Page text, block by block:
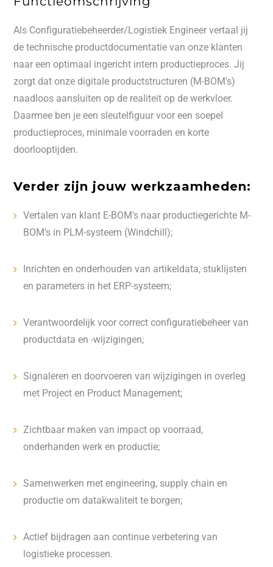
Als Configuratiebeheerder/Logistiek Engineer vertaal jij
de technische productdocumentatie van onze klanten
naar een optimaal ingericht intern productieproces. Jij
zorgt dat onze digitale productstructuren (M-BOM's)
naadloos aansluiten op de realiteit op de werkvloer.
Daarmee ben je een sleutelfiguur voor een soepel
productieproces, minimale voorraden en korte
doorlooptijden.
Verder zijn jouw werkzaamheden:
Vertalen van klant E-BOM's naar productiegerichte M-
BOM's in PLM-systeem (Windchill);
Inrichten en onderhouden van artikeldata, stuklijsten
en parameters in het ERP-systeem;
Verantwoordelijk voor correct configuratiebeheer van
productdata en -wijzigingen;
Signaleren en doorvoeren van wijzigingen in overleg
met Project en Product Management;
Zichtbaar maken van impact op voorraad,
onderhanden werk en productie;
Samenwerken met engineering, supply chain en
productie om datakwaliteit te borgen;
Actief bijdragen aan continue verbetering van
logistieke processen.